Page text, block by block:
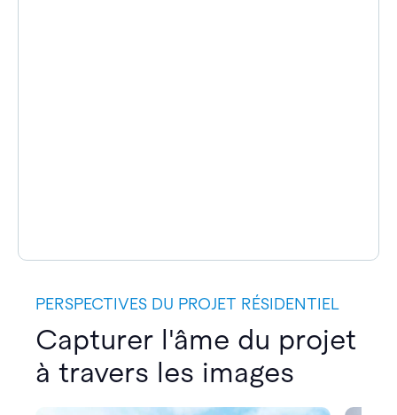
PERSPECTIVES DU PROJET RÉSIDENTIEL
Capturer l'âme du projet
à travers les images